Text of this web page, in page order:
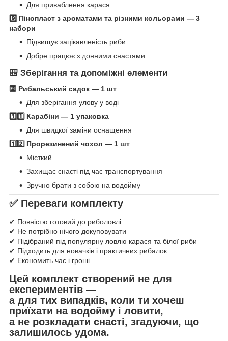
Для приваблення карася
9️⃣ Пінопласт з ароматами та різними кольорами — 3
набори
Підвищує зацікавленість риби
Добре працює з донними снастями
🎒 Зберігання та допоміжні елементи
🔟 Рибальський садок — 1 шт
Для зберігання улову у воді
1️⃣1️⃣ Карабіни — 1 упаковка
Для швидкої заміни оснащення
1️⃣2️⃣ Прорезинений чохол — 1 шт
Місткий
Захищає снасті під час транспортування
Зручно брати з собою на водойму
✅ Переваги комплекту
✔ Повністю готовий до риболовлі
✔ Не потрібно нічого докуповувати
✔ Підібраний під популярну ловлю карася та білої риби
✔ Підходить для новачків і практичних рибалок
✔ Економить час і гроші
Цей комплект створений не для
експериментів —
а для тих випадків, коли ти хочеш
приїхати на водойму і ловити,
а не розкладати снасті, згадуючи, що
залишилось удома.